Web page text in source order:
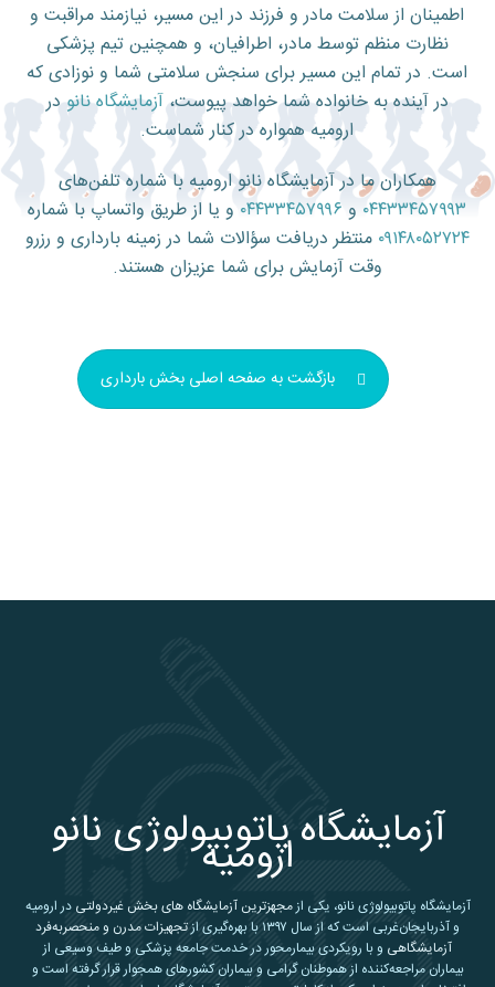
اطمینان از سلامت مادر و فرزند در این مسیر، نیازمند مراقبت و
نظارت منظم توسط مادر، اطرافیان، و همچنین تیم پزشکی
است. در تمام این مسیر برای سنجش سلامتی شما و نوزادی که
در آینده به خانواده شما خواهد پیوست،آزمایشگاه نانودر
ارومیه همواره در کنار شماست.
همکاران ما در آزمایشگاه نانو ارومیه با شماره تلفن‌های
۰۴۴۳۳۴۵۷۹۹۳ و ۰۴۴۳۳۴۵۷۹۹۶ و یا از طریق واتساپ با شماره
۰۹۱۴۸۰۵۲۷۲۴ منتظر دریافت سؤالات شما در زمینه بارداری و رزرو
وقت آزمایش برای شما عزیزان هستند.
بازگشت به صفحه اصلی بخش بارداری
آزمایشگاه پاتوبیولوژی نانو
ارومیه
آزمایشگاه پاتوبیولوژی نانو، یکی ازمجهزترین آزمایشگاه های بخش غیردولتی در ارومیه
و آذربایجان‌غربی است که از سال ۱۳۹۷ با بهره‌گیری از
تجهیزات مدرن و منحصربه‌فرد
آزمایشگاهی و با رویکردی بیمارمحور در خدمت جامعه پزشکی و طیف وسیعی از
بیماران مراجعه‌کننده از هموطنان گرامی و بیماران کشورهای همجوار قرار گرفته است و